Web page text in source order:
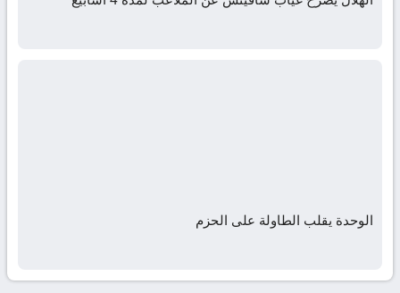
الوحدة يقلب الطاولة على الحزم